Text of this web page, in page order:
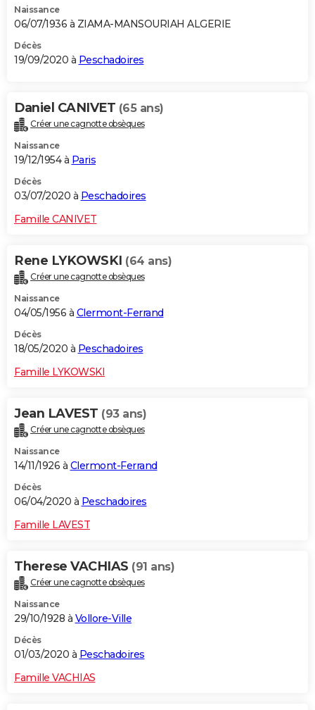
Naissance
06/07/1936 à ZIAMA-MANSOURIAH ALGERIE
Décès
19/09/2020 à Peschadoires
Daniel CANIVET (65 ans)
Créer une cagnotte obsèques
Naissance
19/12/1954 à Paris
Décès
03/07/2020 à Peschadoires
Famille CANIVET
Rene LYKOWSKI (64 ans)
Créer une cagnotte obsèques
Naissance
04/05/1956 à Clermont-Ferrand
Décès
18/05/2020 à Peschadoires
Famille LYKOWSKI
Jean LAVEST (93 ans)
Créer une cagnotte obsèques
Naissance
14/11/1926 à Clermont-Ferrand
Décès
06/04/2020 à Peschadoires
Famille LAVEST
Therese VACHIAS (91 ans)
Créer une cagnotte obsèques
Naissance
29/10/1928 à Vollore-Ville
Décès
01/03/2020 à Peschadoires
Famille VACHIAS